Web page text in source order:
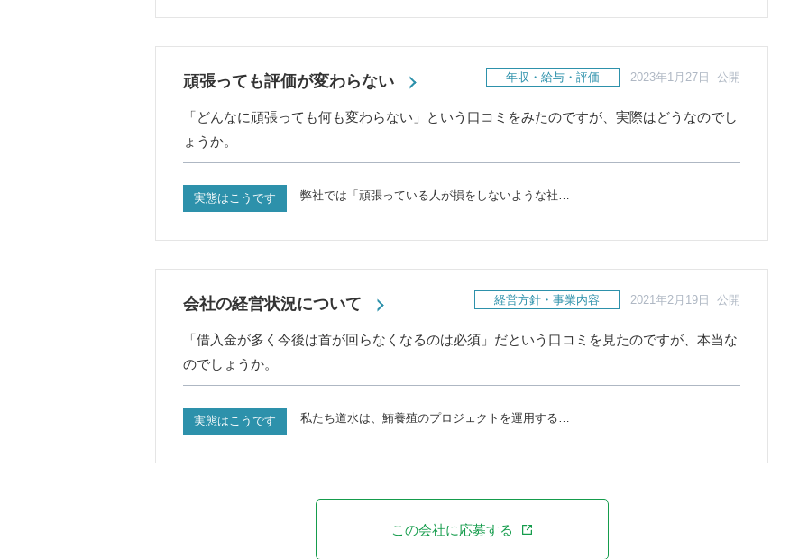
頑張っても評価が変わらない 年収・給与・評価 2023年1月27日 公開
「どんなに頑張っても何も変わらない」という口コミをみたのですが、実際はどうなのでし
ょうか。
実態はこうです 弊社では「頑張っている人が損をしないような社…
会社の経営状況について 経営方針・事業内容 2021年2月19日 公開
「借入金が多く今後は首が回らなくなるのは必須」だという口コミを見たのですが、本当な
のでしょうか。
実態はこうです 私たち道水は、鮪養殖のプロジェクトを運用する…
この会社に応募する